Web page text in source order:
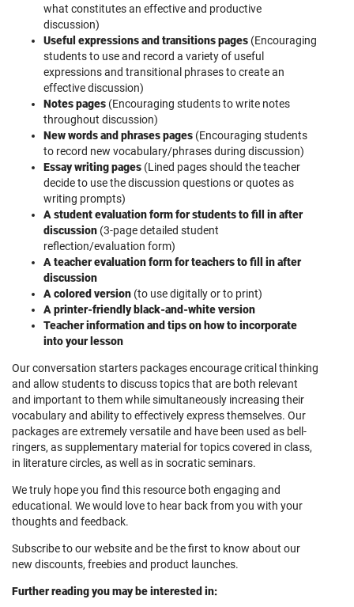
what constitutes an effective and productive
discussion)
Useful expressions and transitions pages (Encouraging
students to use and record a variety of useful
expressions and transitional phrases to create an
effective discussion)
Notes pages (Encouraging students to write notes
throughout discussion)
New words and phrases pages (Encouraging students
to record new vocabulary/phrases during discussion)
Essay writing pages (Lined pages should the teacher
decide to use the discussion questions or quotes as
writing prompts)
A student evaluation form for students to fill in after
discussion (3-page detailed student
reflection/evaluation form)
A teacher evaluation form for teachers to fill in after
discussion
A colored version (to use digitally or to print)
A printer-friendly black-and-white version
Teacher information and tips on how to incorporate
into your lesson
Our conversation starters packages encourage critical thinking
and allow students to discuss topics that are both relevant
and important to them while simultaneously increasing their
vocabulary and ability to effectively express themselves. Our
packages are extremely versatile and have been used as bell-
ringers, as supplementary material for topics covered in class,
in literature circles, as well as in socratic seminars.
We truly hope you find this resource both engaging and
educational. We would love to hear back from you with your
thoughts and feedback.
Subscribe to our website and be the first to know about our
new discounts, freebies and product launches.
Further reading you may be interested in: